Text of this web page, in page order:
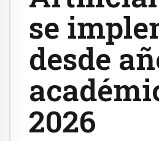
se
desde
2026